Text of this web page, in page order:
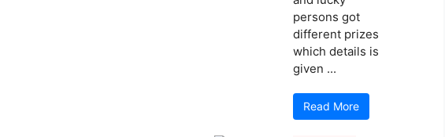
persons got
different prizes
which details is
given ...
Read More